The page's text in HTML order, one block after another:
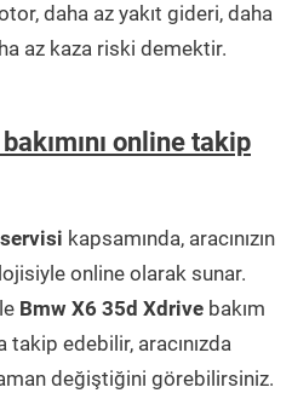
daha az yakıt gideri, daha
az kaza riski demektir.
online takip
kapsamında, aracınızın
online olarak sunar.
Bmw X6 35d Xdrive bakım
takip edebilir, aracınızda
değiştiğini görebilirsiniz.